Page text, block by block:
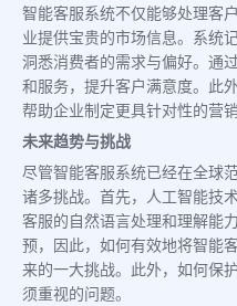
智能客服系统不仅能够处理客
业提供宝贵的市场信息。系统
洞悉消费者的需求与偏好。通
和服务，提升客户满意度。此
帮助企业制定更具针对性的营
未来趋势与挑战
尽管智能客服系统已经在全球
诸多挑战。首先，人工智能技
客服的自然语言处理和理解能
预，因此，如何有效地将智能
来的一大挑战。此外，如何保
须重视的问题。